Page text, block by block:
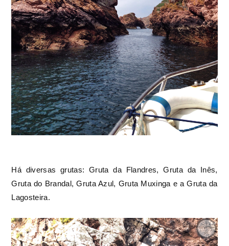
Há diversas grutas: Gruta da Flandres, Gruta da Inês,
Gruta do Brandal, Gruta Azul, Gruta Muxinga e a Gruta da
Lagosteira.